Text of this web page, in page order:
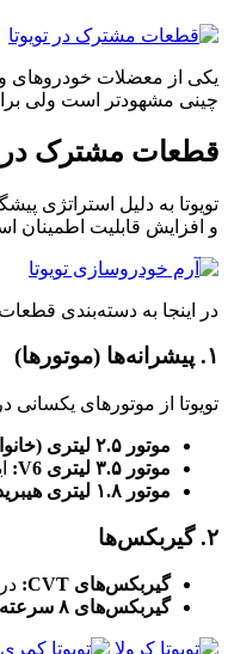
یکی از معضلات خودروهای
چینی مشهودتر است ولی
قطعات مشترک در
تویوتا به دلیل استراتژی
و افزایش قابلیت اطمینان
در اینجا به دسته‌بندی
۱. پیشرانه‌ها (موتورها)
تویوتا از موتورهای
موتور ۲.۵ لیتری (خانواده Dynamic Force):
موتور ۳.۵ لیتری V6:
موتور ۱.۸ لیتری هیبرید:
۲. گیربکس‌ها
گیربکس‌های CVT:
گیربکس‌های ۸ سرعته اتوماتیک (Direct Shift):